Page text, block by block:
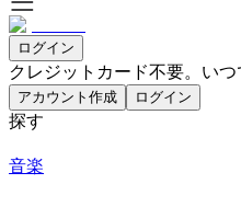
ログイン
クレジットカード不要。いつ
アカウント作成 ログイン
探す
音楽